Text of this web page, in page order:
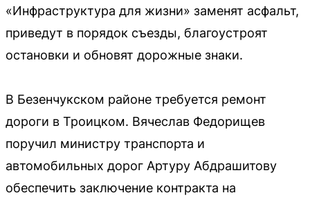
«Инфраструктура для жизни» заменят асфальт,
приведут в порядок съезды, благоустроят
остановки и обновят дорожные знаки.
В Безенчукском районе требуется ремонт
дороги в Троицком. Вячеслав Федорищев
поручил министру транспорта и
автомобильных дорог Артуру Абдрашитову
обеспечить заключение контракта на